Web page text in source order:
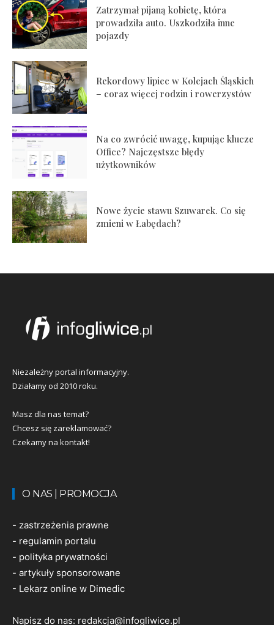
Zatrzymał pijaną kobietę, która
prowadziła auto. Uszkodziła inne
pojazdy
Rekordowy lipiec w Kolejach Śląskich
– coraz więcej rodzin i rowerzystów
Na co zwrócić uwagę, kupując klucze
Office? Najczęstsze błędy
użytkowników
Nowe życie stawu Szuwarek. Co się
zmieni w Łabędach?
Niezależny portal informacyjny.
Działamy od 2010 roku.
Masz dla nas temat?
Chcesz się zareklamować?
Czekamy na kontakt!
O NAS | PROMOCJA
- zastrzeżenia prawne
- regulamin portalu
- polityka prywatności
- artykuły sponsorowane
- Lekarz online w Dimedic
Napisz do nas: redakcja@infogliwice.pl